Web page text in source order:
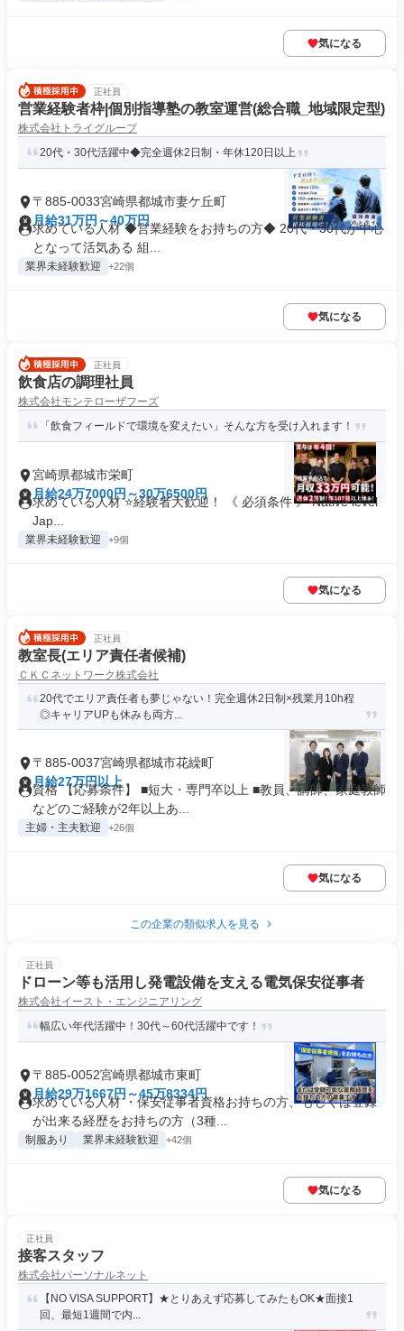
気になる
正社員
営業経験者枠|個別指導塾の教室運営(総合職_地域限定型)
株式会社トライグループ
20代・30代活躍中◆完全週休2日制・年休120日以上
〒885-0033宮崎県都城市妻ケ丘町
月給31万円～40万円
求めている人材 ◆営業経験をお持ちの方◆ 20代・30代が中心
となって活気ある 組...
業界未経験歓迎 +22個
気になる
正社員
飲食店の調理社員
株式会社モンテローザフーズ
「飲食フィールドで環境を変えたい」そんな方を受け入れます！
宮崎県都城市栄町
月給24万7000円～30万6500円
求めている人材 ⭐経験者大歓迎！ 《 必須条件 》 Native level
Jap...
業界未経験歓迎 +9個
気になる
正社員
教室長(エリア責任者候補)
ＣＫＣネットワーク株式会社
20代でエリア責任者も夢じゃない！完全週休2日制×残業月10h程
◎キャリアUPも休みも両方...
〒885-0037宮崎県都城市花繰町
月給27万円以上
資格 【応募条件】 ■短大・専門卒以上 ■教員、講師、家庭教師
などのご経験が2年以上あ...
主婦・主夫歓迎 +26個
気になる
この企業の類似求人を見る
正社員
ドローン等も活用し発電設備を支える電気保安従事者
株式会社イースト・エンジニアリング
幅広い年代活躍中！30代～60代活躍中です！
〒885-0052宮崎県都城市東町
月給29万1667円～45万8334円
求めている人材 ・保安従事者資格お持ちの方、もしくは登録
が出来る経歴をお持ちの方（3種...
制服あり 業界未経験歓迎 +42個
気になる
正社員
接客スタッフ
株式会社パーソナルネット
【NO VISA SUPPORT】★とりあえず応募してみたもOK★面接1
回、最短1週間で内...